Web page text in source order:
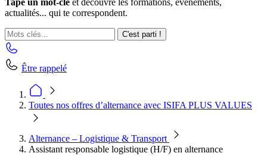
Tape un mot-clé et découvre les formations, événements,
actualités... qui te correspondent.
C'est parti !
Être rappelé
Toutes nos offres d’alternance avec ISIFA PLUS VALUES
Alternance – Logistique & Transport
Assistant responsable logistique (H/F) en alternance